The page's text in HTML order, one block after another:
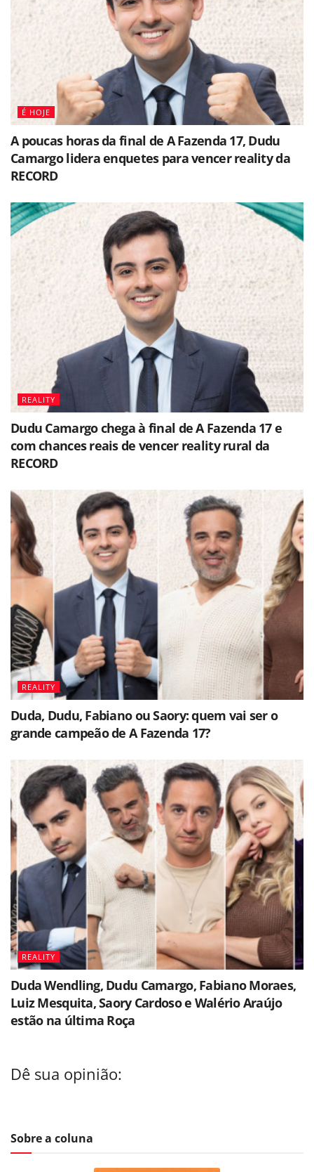
É HOJE
A poucas horas da final de A Fazenda 17, Dudu
Camargo lidera enquetes para vencer reality da
RECORD
REALITY
Dudu Camargo chega à final de A Fazenda 17 e
com chances reais de vencer reality rural da
RECORD
REALITY
Duda, Dudu, Fabiano ou Saory: quem vai ser o
grande campeão de A Fazenda 17?
REALITY
Duda Wendling, Dudu Camargo, Fabiano Moraes,
Luiz Mesquita, Saory Cardoso e Walério Araújo
estão na última Roça
Dê sua opinião:
Sobre a coluna